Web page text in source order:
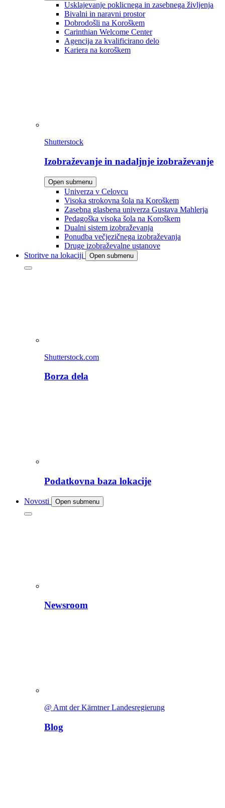
Usklajevanje poklicnega in zasebnega življenja
Bivalni in naravni prostor
Dobrodošli na Koroškem
Carinthian Welcome Center
Agencija za kvalificirano delo
Kariera na koroškem
Shutterstock
Izobraževanje in nadaljnje izobraževanje
Open submenu
Univerza v Celovcu
Visoka strokovna šola na Koroškem
Zasebna glasbena univerza Gustava Mahlerja
Pedagoška visoka šola na Koroškem
Dualni sistem izobraževanja
Ponudba večjezičnega izobraževanja
Druge izobraževalne ustanove
Storitve na lokaciji
Open submenu
Shutterstock.com
Borza dela
Podatkovna baza lokacije
Novosti Open submenu
Newsroom
@ Amt der Kärntner Landesregierung
Blog